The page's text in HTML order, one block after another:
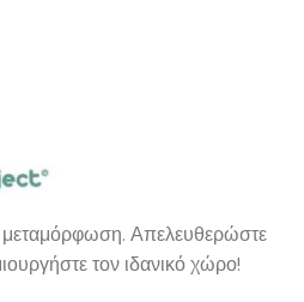
Απελευθερώστε
τον ιδανικό χώρο!